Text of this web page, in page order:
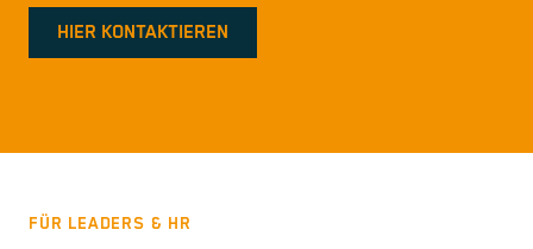
HIER KONTAKTIEREN
FÜR LEADERS & HR